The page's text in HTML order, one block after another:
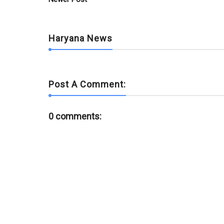
k
Haryana News
Post A Comment:
0 comments: